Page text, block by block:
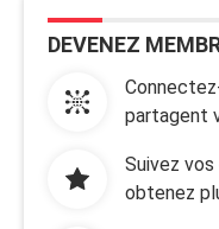
DEVENEZ
partagent
Suivez
obtenez